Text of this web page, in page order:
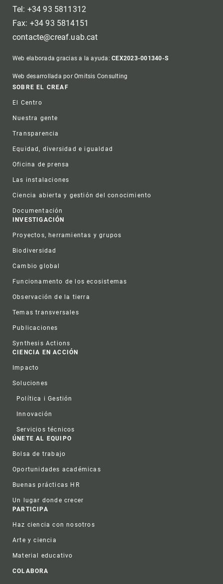
Tel: +34 93 5811312
Fax: +34 93 5814151
contacte@creaf.uab.cat
Web elaborada gracias a la ayuda:CEX2023-001340-S
Web desarrollada por Omitsis Consulting
Footer
SOBRE EL CREAF
El Centro
Nuestra gente
Transparencia
Equidad, diversidad e igualdad
Oficina de prensa
Las instalaciones
Ciencia abierta y gestión del conocimiento
Documentación
INVESTIGACIÓN
Proyectos, herramientas y grupos
Biodiversidad
Cambio global
Funcionamento de los ecosistemas
Observación de la tierra
Temas transversales
Publicaciones
Synthesis Actions
CIENCIA EN ACCIÓN
Impacto
Soluciones
Política i Gestión
Innovación
Servicios técnicos
ÚNETE AL EQUIPO
Bolsa de trabajo
Oportunidades académicas
Buenas prácticas HR
Un lugar donde crecer
PARTICIPA
Haz ciencia con nosotros
Arte y ciencia
Material educativo
COLABORA